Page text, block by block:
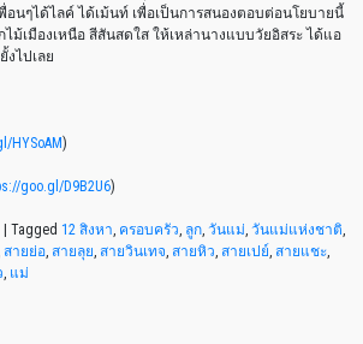
อนๆได้ไลค์ ได้เม้นท์ เพื่อเป็นการสนองตอบต่อนโยบายนี้
ม้เมืองเหนือ สีสันสดใส ให้เหล่านางแบบวัยอิสระ ได้แอ
งไปเลย
HYSoAM)
goo.gl/D9B2U6)
| Tagged 12 สิงหา ครอบครัว ลูก วันแม่ วันแม่แห่งชาติ
สายย่อ สายลุย สายวินเทจ สายหิว สายเปย์ สายแชะ
แม่